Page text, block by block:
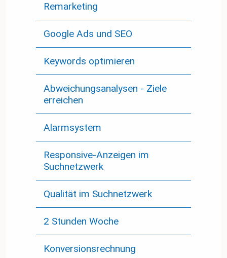
Remarketing
Google Ads und SEO
Keywords optimieren
Abweichungsanalysen - Ziele
erreichen
Alarmsystem
Responsive-Anzeigen im
Suchnetzwerk
Qualität im Suchnetzwerk
2 Stunden Woche
Konversionsrechnung